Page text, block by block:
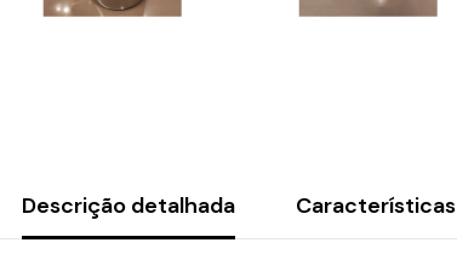
Descrição detalhada Características